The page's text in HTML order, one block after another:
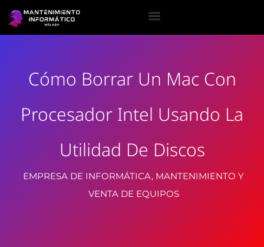
Cómo Borrar Un Mac Con
Procesador Intel Usando La
Utilidad De Discos
EMPRESA DE INFORMÁTICA, MANTENIMIENTO Y
VENTA DE EQUIPOS